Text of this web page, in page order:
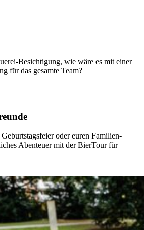
Besich­tigung, wie wäre es mit einer
für das gesamte Team?
oder euren Fami­li­en­
Aben­teuer mit der BierTour für